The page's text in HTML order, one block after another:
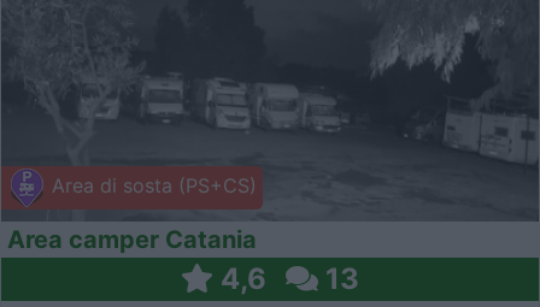
Area di sosta (PS+CS)
Area camper Catania
4,6 13